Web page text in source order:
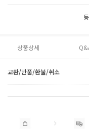
상품상세
교환/반품/환불/취소